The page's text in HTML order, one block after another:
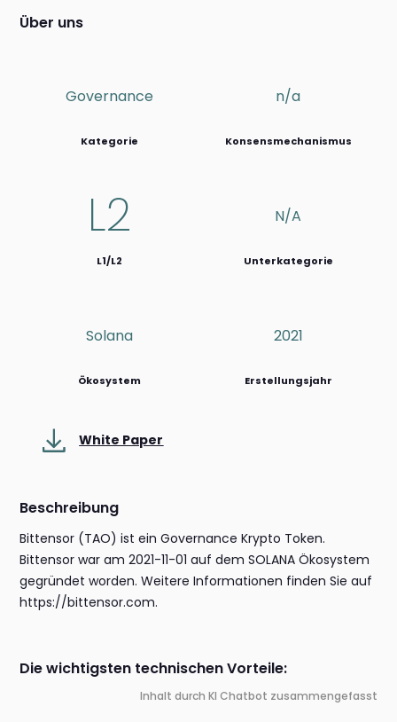
Über uns
Governance
Kategorie
n/a
Konsensmechanismus
L2
L1/L2
N/a
Unterkategorie
Solana
Ökosystem
2021
Erstellungsjahr
White Paper
Beschreibung
Bittensor (TAO) ist ein Governance Krypto Token.
Bittensor war am 2021-11-01 auf dem SOLANA Ökosystem
gegründet worden. Weitere Informationen finden Sie auf
https://bittensor.com.
Die wichtigsten technischen Vorteile:
Inhalt durch KI Chatbot zusammengefasst